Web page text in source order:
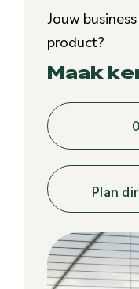
Jouw
product?
Maak
Plan